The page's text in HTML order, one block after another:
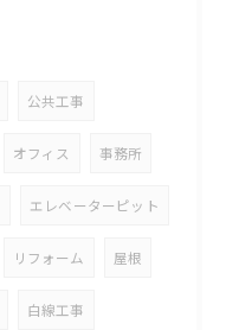
公共工事
オフィス 事務所
エレベーターピット
リフォーム 屋根
白線工事